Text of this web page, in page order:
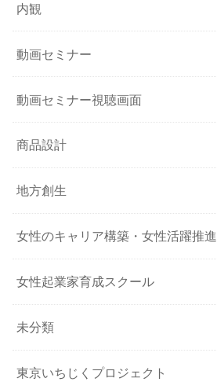
内観
動画セミナー
動画セミナー視聴画面
商品設計
地方創生
女性のキャリア構築・女性活躍推進
女性起業家育成スクール
未分類
東京いちじくプロジェクト